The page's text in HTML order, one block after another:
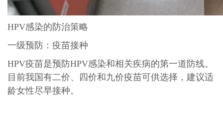
HPV感染的防治策略
一级预防：疫苗接种
HPV疫苗是预防HPV感染和相关疾病的第一道防线。
目前我国有二价、四价和九价疫苗可供选择，建议适
龄女性尽早接种。